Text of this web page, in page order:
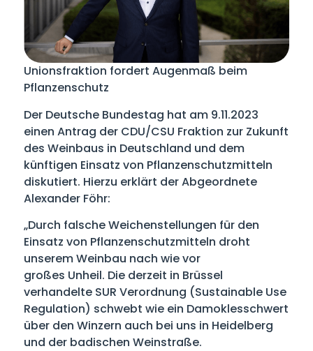
Unionsfraktion fordert Augenmaß beim
Pflanzenschutz
Der Deutsche Bundestag hat am 9.11.2023
einen Antrag der CDU/CSU Fraktion zur Zukunft
des Weinbaus in Deutschland und dem
künftigen Einsatz von Pflanzenschutzmitteln
diskutiert. Hierzu erklärt der Abgeordnete
Alexander Föhr:
„Durch falsche Weichenstellungen für den
Einsatz von Pflanzenschutzmitteln droht
unserem Weinbau nach wie vor
großes Unheil. Die derzeit in Brüssel
verhandelte SUR Verordnung (Sustainable Use
Regulation) schwebt wie ein Damoklesschwert
über den Winzern auch bei uns in Heidelberg
und der badischen Weinstraße.